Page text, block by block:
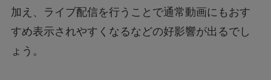
加え、ライブ配信を行うことで通常動画にもおす
すめ表示されやすくなるなどの好影響が出るでし
ょう。